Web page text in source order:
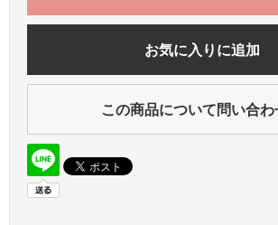
お気に入りに追加
この商品について問い合わ